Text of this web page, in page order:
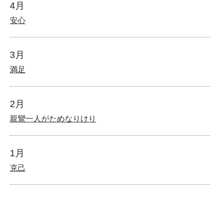
4月
安心
3月
満足
2月
親鸞一人がためなりけり
1月
克己